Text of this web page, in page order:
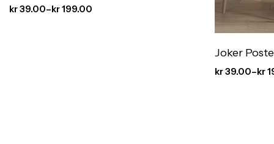
kr39.00–kr199.00
Joker
kr39.00–kr